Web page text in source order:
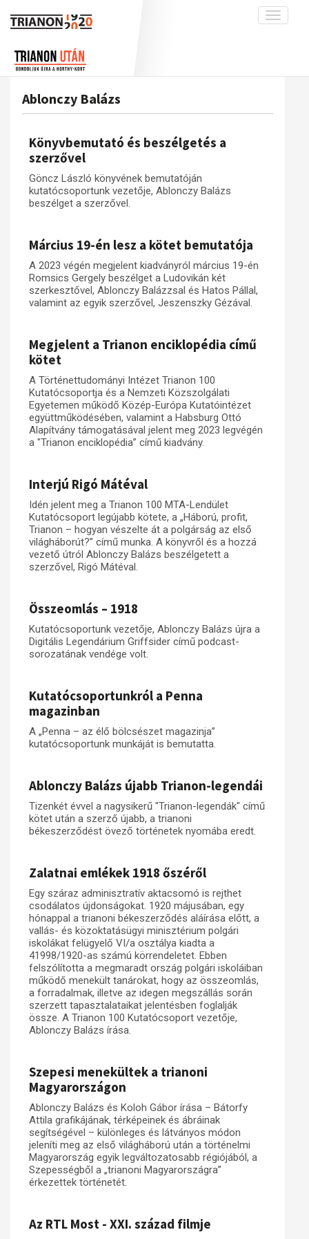
Toggle
interpretációk
A békerendszer megszilárdulása
Adatbázis
Emlékművek (feltöltés alatt)
Visszhang
Kapcsolat
Trianon-kommentár
Dokumentumok
A trianoni szerződés
Ablonczy Balázs
Könyvbemutató és beszélgetés a
szerzővel
Göncz László könyvének bemutatóján
kutatócsoportunk vezetője, Ablonczy Balázs
beszélget a szerzővel.
Március 19-én lesz a kötet bemutatója
A 2023 végén megjelent kiadványról március 19-én
Romsics Gergely beszélget a Ludovikán két
szerkesztővel, Ablonczy Balázzsal és Hatos Pállal,
valamint az egyik szerzővel, Jeszenszky Gézával.
Megjelent a Trianon enciklopédia című
kötet
A Történettudományi Intézet Trianon 100
Kutatócsoportja és a Nemzeti Közszolgálati
Egyetemen működő Közép-Európa Kutatóintézet
együttműködésében, valamint a Habsburg Ottó
Alapítvány támogatásával jelent meg 2023 legvégén
a "Trianon enciklopédia” című kiadvány.
Interjú Rigó Mátéval
Idén jelent meg a Trianon 100 MTA-Lendület
Kutatócsoport legújabb kötete, a „Háború, profit,
Trianon – hogyan vészelte át a polgárság az első
világháborút?” című munka. A könyvről és a hozzá
vezető útról Ablonczy Balázs beszélgetett a
szerzővel, Rigó Mátéval.
Összeomlás – 1918
Kutatócsoportunk vezetője, Ablonczy Balázs újra a
Digitális Legendárium Griffsider című podcast-
sorozatának vendége volt.
Kutatócsoportunkról a Penna
magazinban
A „Penna – az élő bölcsészet magazinja”
kutatócsoportunk munkáját is bemutatta.
Ablonczy Balázs újabb Trianon-legendái
Tizenkét évvel a nagysikerű "Trianon-legendák" című
kötet után a szerző újabb, a trianoni
békeszerződést övező történetek nyomába eredt.
Zalatnai emlékek 1918 őszéről
Egy száraz adminisztratív aktacsomó is rejthet
csodálatos újdonságokat. 1920 májusában, egy
hónappal a trianoni békeszerződés aláírása előtt, a
vallás- és közoktatásügyi minisztérium polgári
iskolákat felügyelő VI/a osztálya kiadta a
41998/1920-as számú körrendeletet. Ebben
felszólította a megmaradt ország polgári iskoláiban
működő menekült tanárokat, hogy az összeomlás,
a forradalmak, illetve az idegen megszállás során
szerzett tapasztalataikat jelentésben foglalják
össze. A Trianon 100 Kutatócsoport vezetője,
Ablonczy Balázs írása.
Szepesi menekültek a trianoni
Magyarországon
Ablonczy Balázs és Koloh Gábor írása – Bátorfy
Attila grafikájának, térképeinek és ábráinak
segítségével – különleges és látványos módon
jeleníti meg az első világháború után a történelmi
Magyarország egyik legváltozatosabb régiójából, a
Szepességből a „trianoni Magyarországra”
érkezettek történetét.
Az RTL Most - XXI. század filmje